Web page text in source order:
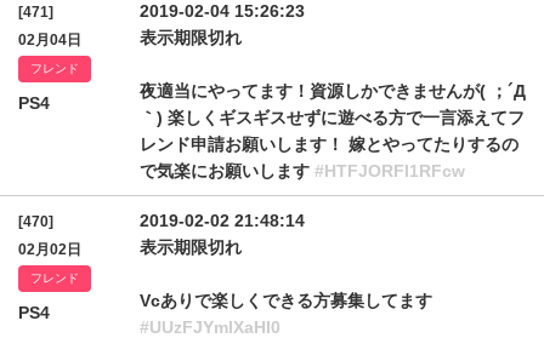
[471]
02月04日
フレンド
PS4
2019-02-04 15:26:23
表示期限切れ
夜適当にやってます！資源しかできませんが( ；´Д
｀) 楽しくギスギスせずに遊べる方で一言添えてフ
レンド申請お願いします！ 嫁とやってたりするの
で気楽にお願いします #HTFJORFl1RFcw
[470]
02月02日
フレンド
PS4
2019-02-02 21:48:14
表示期限切れ
Vcありで楽しくできる方募集してます
#UUzFJYmlXaHI0